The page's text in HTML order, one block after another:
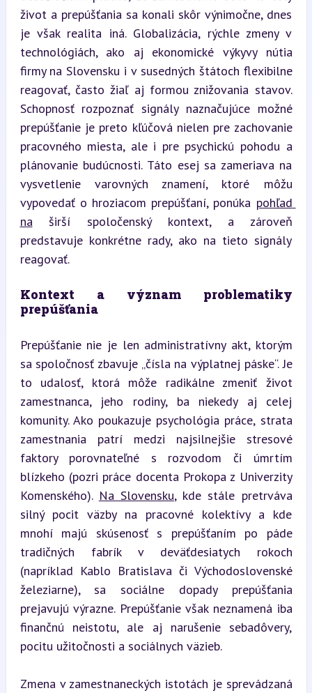
život a prepúšťania sa konali skôr výnimočne, dnes
je však realita iná. Globalizácia, rýchle zmeny v
technológiách, ako aj ekonomické výkyvy nútia
firmy na Slovensku i v susedných štátoch flexibilne
reagovať, často žiaľ aj formou znižovania stavov.
Schopnosť rozpoznať signály naznačujúce možné
prepúšťanie je preto kľúčová nielen pre zachovanie
pracovného miesta, ale i pre psychickú pohodu a
plánovanie budúcnosti. Táto esej sa zameriava na
vysvetlenie varovných znamení, ktoré môžu
vypovedať o hroziacom prepúšťaní, ponúka pohľad
na širší spoločenský kontext, a zároveň
predstavuje konkrétne rady, ako na tieto signály
reagovať.
Kontext a význam problematiky
prepúšťania
Prepúšťanie nie je len administratívny akt, ktorým
sa spoločnosť zbavuje „čísla na výplatnej páske“. Je
to udalosť, ktorá môže radikálne zmeniť život
zamestnanca, jeho rodiny, ba niekedy aj celej
komunity. Ako poukazuje psychológia práce, strata
zamestnania patrí medzi najsilnejšie stresové
faktory porovnateľné s rozvodom či úmrtím
blízkeho (pozri práce docenta Prokopa z Univerzity
Komenského). Na Slovensku, kde stále pretrváva
silný pocit väzby na pracovné kolektívy a kde
mnohí majú skúsenosť s prepúšťaním po páde
tradičných fabrík v deväťdesiatych rokoch
(napríklad Kablo Bratislava či Východoslovenské
železiarne), sa sociálne dopady prepúšťania
prejavujú výrazne. Prepúšťanie však neznamená iba
finančnú neistotu, ale aj narušenie sebadôvery,
pocitu užitočnosti a sociálnych väzieb.
Zmena v zamestnaneckých istotách je sprevádzaná